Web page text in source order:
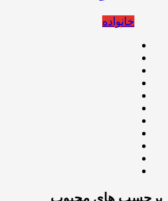
خانواده
برچسب های محبوب